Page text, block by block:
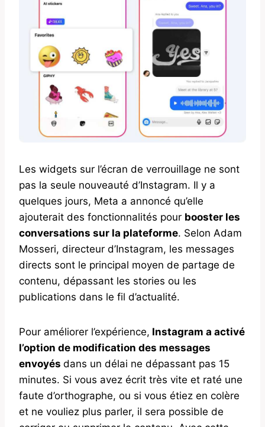
Les widgets sur l’écran de verrouillage ne sont
pas la seule nouveauté d’Instagram. Il y a
quelques jours, Meta a annoncé qu’elle
ajouterait des fonctionnalités pour booster les
conversations sur la plateforme. Selon Adam
Mosseri, directeur d’Instagram, les messages
directs sont le principal moyen de partage de
contenu, dépassant les stories ou les
publications dans le fil d’actualité.
Pour améliorer l’expérience, Instagram a activé
l’option de modification des messages
envoyés dans un délai ne dépassant pas 15
minutes. Si vous avez écrit très vite et raté une
faute d’orthographe, ou si vous étiez en colère
et ne vouliez plus parler, il sera possible de